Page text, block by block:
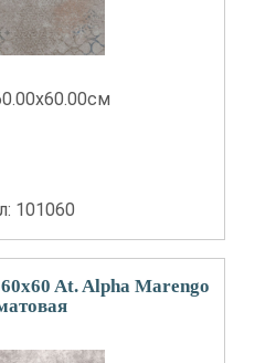
101060
At. Alpha Marengo